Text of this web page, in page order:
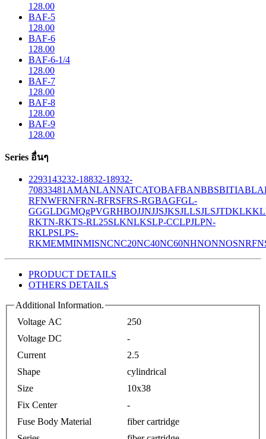
128.00
BAF-5
128.00
BAF-6
128.00
BAF-6-1/4
128.00
BAF-7
128.00
BAF-8
128.00
BAF-9
128.00
Series อื่นๆ
2293143232-18832-18932-
70833481 AMANLANNATCATOBAFBANBBSBITIABLA
RFNWFRNFRN-RFRSFRS-RGBAGFGL-
GGGLDGMQgPVGRHBOJJNJJSJKSJLLSJLSJTDKLK
RKTN-RKTS-RL25SLKNLKSLP-CCLPJLPN-
RKLPSLPS-
RKMEMMINMISNCNC20NC40NC60NHNONNOSNRF
PRODUCT DETAILS
OTHERS DETAILS
Additional Information.
Voltage AC
250
Voltage DC
-
Current
2.5
Shape
cylindrical
Size
10x38
Fix Center
-
Fuse Body Material
fiber cartridge